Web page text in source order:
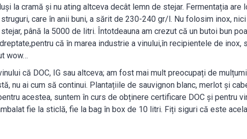
la cramă și nu ating altceva decât lemn de stejar. Fermentația
care în anii buni, a sărit de 230-240 gr/l. Nu folosim inox,
până la 5000 de litri. Întotdeauna am crezut că un butoi bun
că în marea industrie a vinului,în recipientele de inox,
wow…
că DOC, IG sau altceva; am fost mai mult preocupați de
nu ai cum să continui. Plantațiile de sauvignon blanc, merlot și
acestea, suntem în curs de obținere certificare DOC și pentru
fie la sticlă, fie la bag în box de 10 litri. Fiți siguri că este